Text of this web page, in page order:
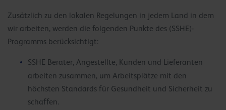
Zusätzlich zu den lokalen Regelungen in jedem Land in dem
wir arbeiten, werden die folgenden Punkte des (SSHE)-
Programms berücksichtigt:
SSHE Berater, Angestellte, Kunden und Lieferanten
arbeiten zusammen, um Arbeitsplätze mit den
höchsten Standards für Gesundheit und Sicherheit zu
schaffen.